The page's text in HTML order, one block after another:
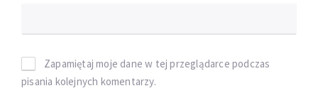
Zapamiętaj moje dane w tej przeglądarce podczas
pisania kolejnych komentarzy.